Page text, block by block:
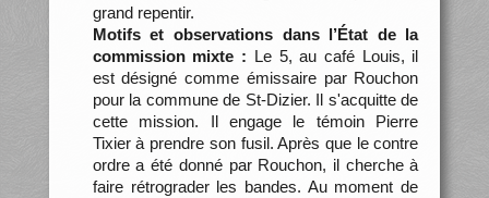
grand repentir.
Motifs et observations dans l’État de la
commission mixte : Le 5, au café Louis, il
est désigné comme émissaire par Rouchon
pour la commune de St-Dizier. Il s'acquitte de
cette mission. Il engage le témoin Pierre
Tixier à prendre son fusil. Après que le contre
ordre a été donné par Rouchon, il cherche à
faire rétrograder les bandes. Au moment de